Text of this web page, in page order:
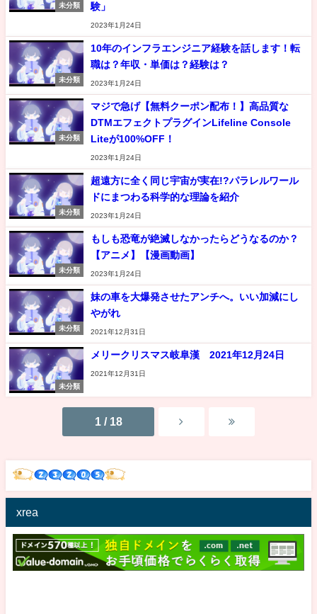
未分類
験」
2023年1月24日
未分類
10年のインフラエンジニア経験を話します！転
職は？年収・単価は？経験は？
2023年1月24日
未分類
マジで急げ【無料クーポン配布！】高品質な
DTMエフェクトプラグインLifeline Console
Liteが100%OFF！
2023年1月24日
未分類
超遠方に全く同じ宇宙が実在!?パラレルワール
ドにまつわる科学的な理論を紹介
2023年1月24日
未分類
もしも恐竜が絶滅しなかったらどうなるのか？
【アニメ】【漫画動画】
2023年1月24日
未分類
妹の車を大爆発させたアンチへ。いい加減にし
やがれ
2021年12月31日
未分類
メリークリスマス岐阜漢 2021年12月24日
2021年12月31日
1 / 18
xrea